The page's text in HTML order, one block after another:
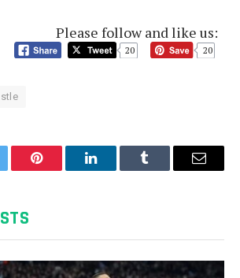
Please follow and like us:
20 20
Pinterest LinkedInTumblr Email